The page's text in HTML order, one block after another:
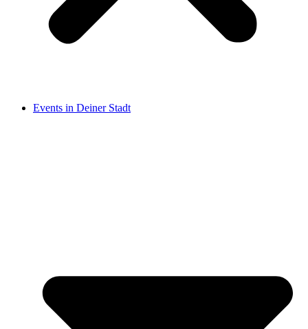
Events in Deiner Stadt